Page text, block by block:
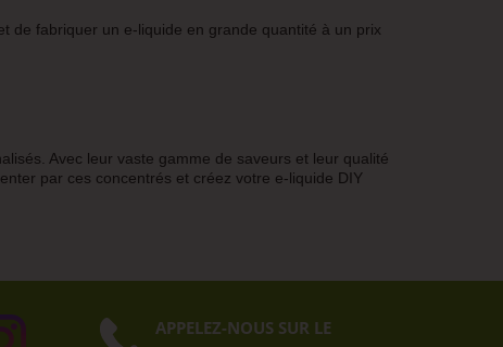
de fabriquer un e-liquide en grande quantité à un prix
Avec leur vaste gamme de saveurs et leur qualité
par ces concentrés et créez votre e-liquide DIY
APPELEZ-NOUS SUR LE